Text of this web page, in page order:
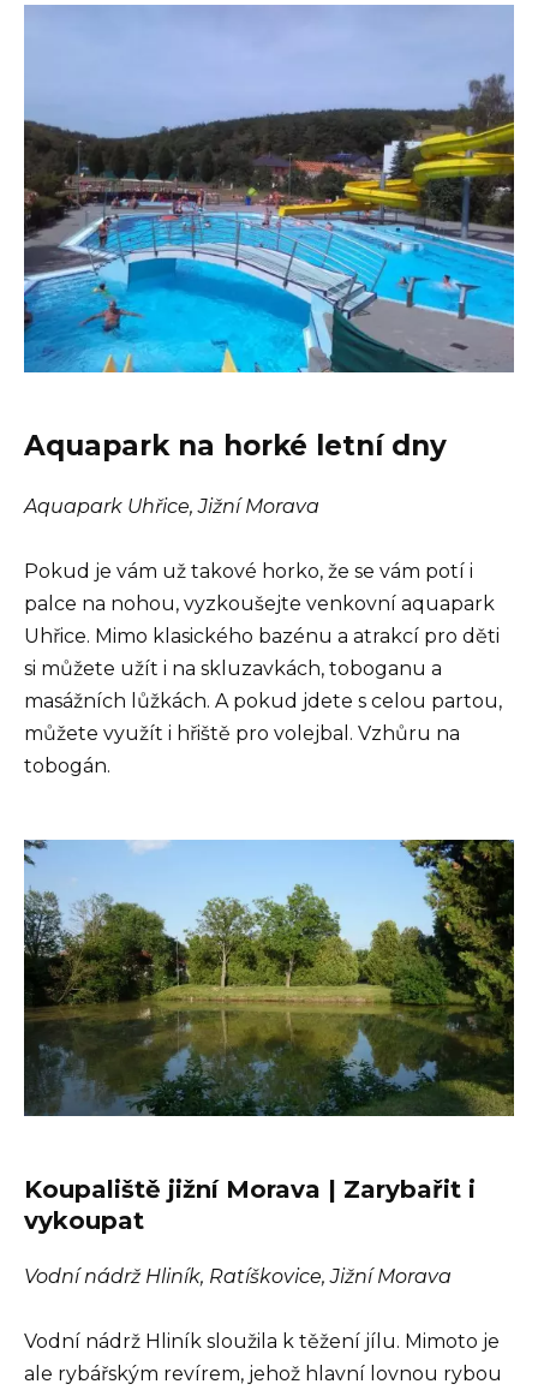
Aquapark na horké letní dny
Aquapark Uhřice, Jižní Morava
Pokud je vám už takové horko, že se vám potí i
palce na nohou, vyzkoušejte venkovní aquapark
Uhřice. Mimo klasického bazénu a atrakcí pro děti
si můžete užít i na skluzavkách, toboganu a
masážních lůžkách. A pokud jdete s celou partou,
můžete využít i hřiště pro volejbal. Vzhůru na
tobogán.
Koupaliště jižní Morava | Zarybařit i
vykoupat
Vodní nádrž Hliník, Ratíškovice, Jižní Morava
Vodní nádrž Hliník sloužila k těžení jílu. Mimoto je
ale rybářským revírem, jehož hlavní lovnou rybou